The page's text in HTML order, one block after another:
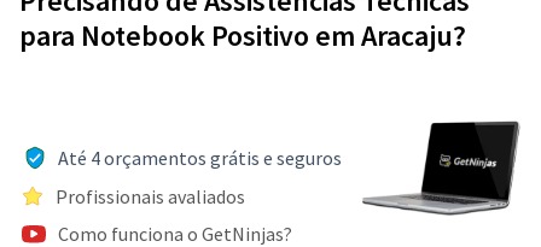
para Notebook Positivo em Aracaju?
Até 4 orçamentos grátis e seguros
Profissionais avaliados
Como funciona o GetNinjas?